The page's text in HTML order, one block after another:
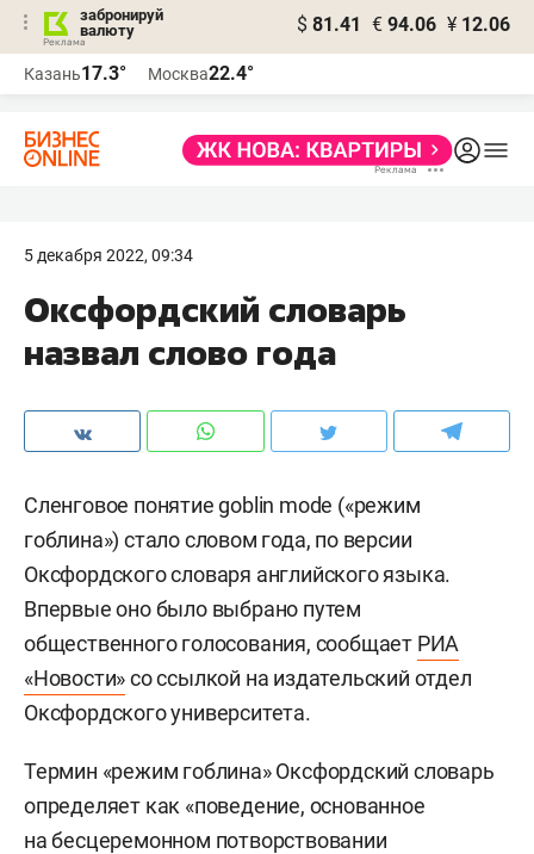
забронируй
валюту
$ 81.41 € 94.06 ¥ 12.06
Казань17.3° Москва22.4°
5 декабря 2022, 09:34
Оксфордский словарь
назвал слово года
Сленговое понятие goblin mode («режим
гоблина») стало словом года, по версии
Оксфордского словаря английского языка.
Впервые оно было выбрано путем
общественного голосования, сообщает РИА
«Новости»со ссылкой на издательский отдел
Оксфордского университета.
Термин «режим гоблина» Оксфордский словарь
определяет как «поведение, основанное
на бесцеремонном потворствовании